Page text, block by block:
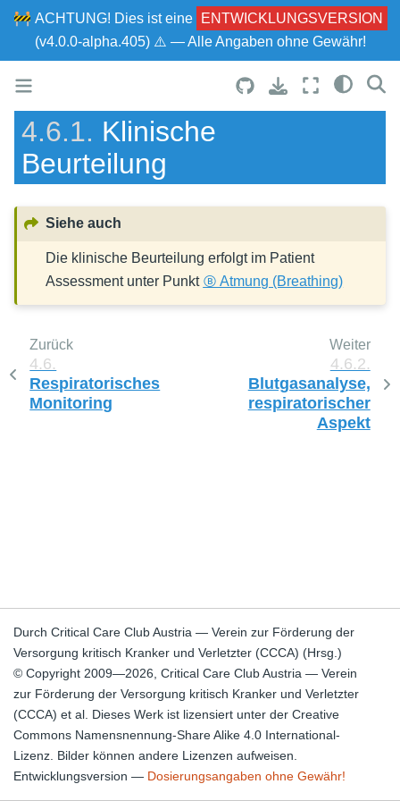
🚧 ACHTUNG! Dies ist eine
ENTWICKLUNGSVERSION
(v4.0.0-alpha.405) ⚠ — Alle Angaben ohne Gewähr!
4.6.1. Klinische
Beurteilung
Siehe auch
Die klinische Beurteilung erfolgt im Patient
Assessment unter Punkt Ⓑ Atmung (Breathing)
Zurück
4.6.
Respiratorisches
Monitoring
Weiter
4.6.2.
Blutgasanalyse,
respiratorischer
Aspekt
Durch Critical Care Club Austria — Verein zur Förderung der
Versorgung kritisch Kranker und Verletzter (CCCA) (Hrsg.)
© Copyright 2009—2026, Critical Care Club Austria — Verein
zur Förderung der Versorgung kritisch Kranker und Verletzter
(CCCA) et al. Dieses Werk ist lizensiert unter der Creative
Commons Namensnennung-Share Alike 4.0 International-
Lizenz. Bilder können andere Lizenzen aufweisen.
Entwicklungsversion — Dosierungsangaben ohne Gewähr!